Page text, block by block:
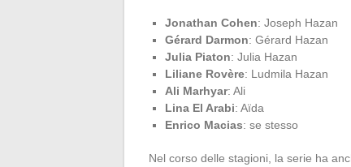
Jonathan Cohen: Joseph Hazan
Gérard Darmon: Gérard Hazan
Julia Piaton: Julia Hazan
Liliane Rovère: Ludmila Hazan
Ali Marhyar: Ali
Lina El Arabi: Aïda
Enrico Macias: se stesso
Nel corso delle stagioni, la serie ha